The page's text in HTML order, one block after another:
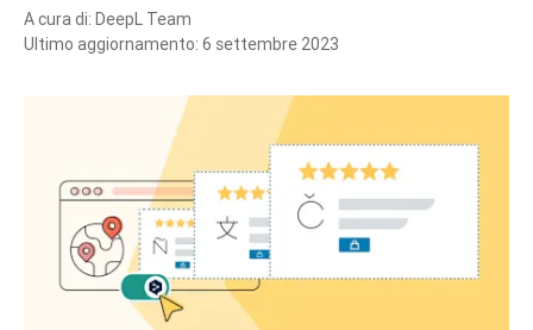
A cura di: DeepL Team
Ultimo aggiornamento: 6 settembre 2023